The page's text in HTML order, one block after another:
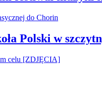
Polski w